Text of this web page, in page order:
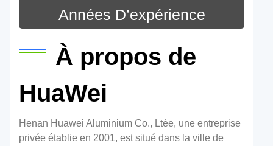
Années D’expérience
À propos de
HuaWei
Henan Huawei Aluminium Co., Ltée, une entreprise
privée établie en 2001, est situé dans la ville de